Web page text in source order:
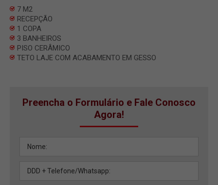
7 M2
RECEPÇÃO
1 COPA
3 BANHEIROS
PISO CERÂMICO
TETO LAJE COM ACABAMENTO EM GESSO
Preencha o Formulário e Fale Conosco
Agora!